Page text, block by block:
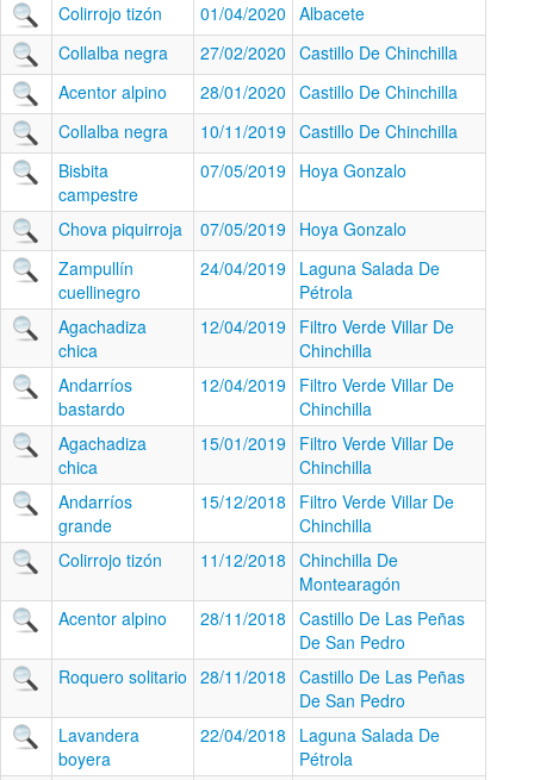
Colirrojo tizón
01/04/2020 Albacete
Collalba negra
27/02/2020 Castillo De Chinchilla
Acentor alpino
28/01/2020 Castillo De Chinchilla
Collalba negra
10/11/2019 Castillo De Chinchilla
Bisbita
campestre
07/05/2019 Hoya Gonzalo
Chova piquirroja 07/05/2019 Hoya Gonzalo
Zampullín
cuellinegro
24/04/2019 Laguna Salada De
Pétrola
Agachadiza
chica
12/04/2019 Filtro Verde Villar De
Chinchilla
Andarríos
bastardo
12/04/2019 Filtro Verde Villar De
Chinchilla
Agachadiza
chica
15/01/2019 Filtro Verde Villar De
Chinchilla
Andarríos
grande
15/12/2018
Filtro Verde Villar De
Chinchilla
Colirrojo tizón
11/12/2018 Chinchilla De
Montearagón
Acentor alpino
28/11/2018 Castillo De Las Peñas
De San Pedro
Roquero solitario 28/11/2018 Castillo De Las Peñas
De San Pedro
Lavandera
boyera
22/04/2018
Laguna Salada De
Pétrola